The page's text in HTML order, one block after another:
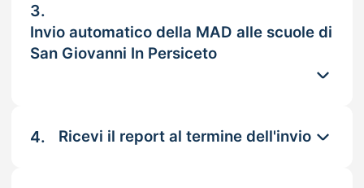
3.
Invio automatico della MAD alle scuole di
San Giovanni In Persiceto
4. Ricevi il report al termine dell'invio